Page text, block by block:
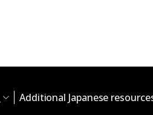
Additional Japanese